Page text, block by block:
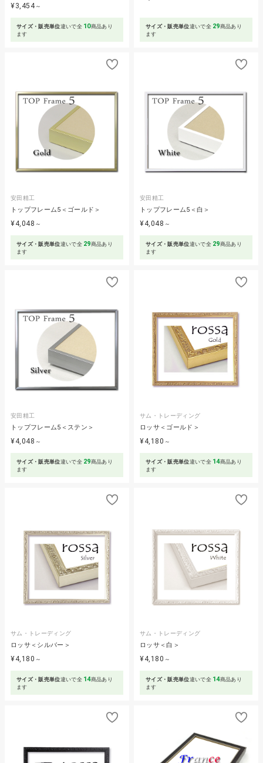
¥3,454～
サイズ・販売単位違いで全 10商品あり
ます
サイズ・販売単位違いで全 29商品あり
ます
安田精工
トップフレーム5＜ゴールド＞
¥4,048 ～
サイズ・販売単位違いで全 29商品あり
ます
安田精工
トップフレーム5＜白＞
¥4,048 ～
サイズ・販売単位違いで全 29商品あり
ます
安田精工
トップフレーム5＜ステン＞
¥4,048 ～
サイズ・販売単位違いで全 29商品あり
ます
サム・トレーディング
ロッサ＜ゴールド＞
¥4,180 ～
サイズ・販売単位違いで全 14商品あり
ます
サム・トレーディング
ロッサ＜シルバー＞
¥4,180 ～
サイズ・販売単位違いで全 14商品あり
ます
サム・トレーディング
ロッサ＜白＞
¥4,180 ～
サイズ・販売単位違いで全 14商品あり
ます